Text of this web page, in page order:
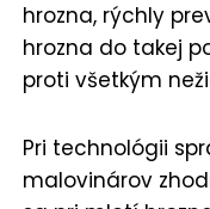
hrozna, rýchly
hrozna do takej
proti všetkým
Pri technológii
malovinárov